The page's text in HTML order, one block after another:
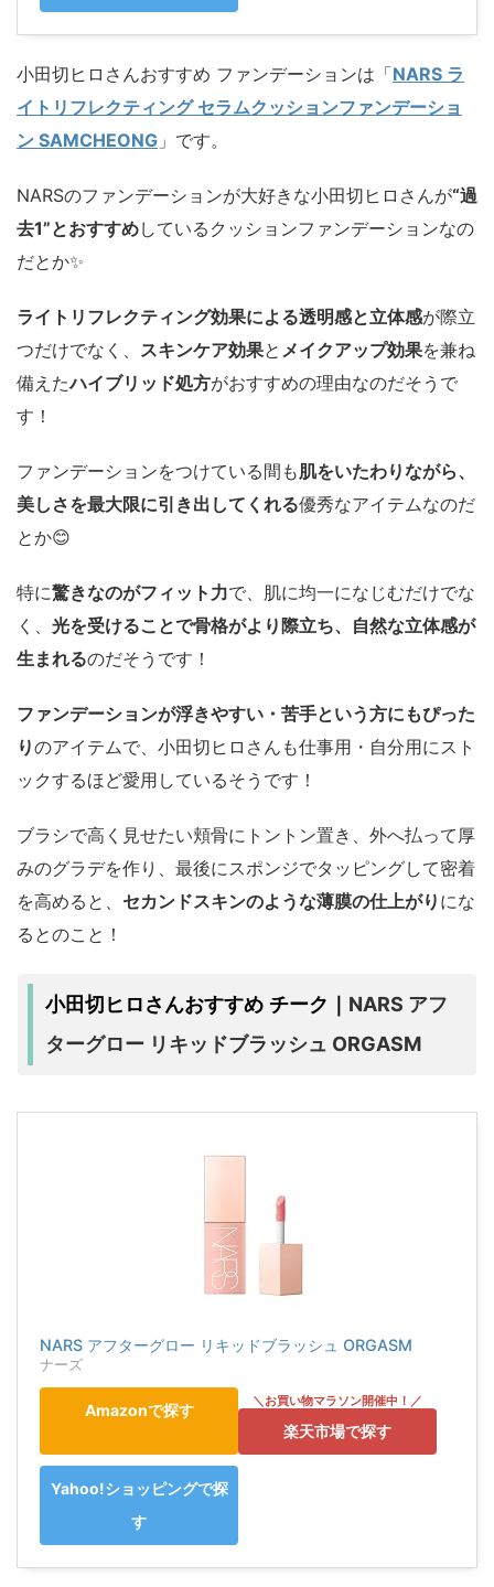
小田切ヒロさんおすすめ ファンデーションは「NARS ラ
イトリフレクティング セラムクッションファンデーショ
ン SAMCHEONG 」です。
NARSのファンデーションが大好きな小田切ヒロさんが“過
去1”とおすすめしているクッションファンデーションなの
だとか✨️
ライトリフレクティング効果による透明感と立体感が際立
つだけでなく、 スキンケア効果と メイクアップ効果を兼ね
備えたハイブリッド処方がおすすめの理由なのだそうで
す！
ファンデーションをつけている間も肌をいたわりながら、
美しさを最大限に引き出してくれる優秀なアイテムなのだ
とか😊
特に驚きなのがフィット力で、肌に均一になじむだけでな
く、 光を受けることで骨格がより際立ち、自然な立体感が
生まれるのだそうです！
ファンデーションが浮きやすい・苦手という方にもぴった
りのアイテムで、小田切ヒロさんも仕事用・自分用にスト
ックするほど愛用しているそうです！
ブラシで高く見せたい頬骨にトントン置き、外へ払って厚
みのグラデを作り、最後にスポンジでタッピングして密着
を高めると、 セカンドスキンのような薄膜の仕上がり にな
るとのこと！
小田切ヒロさんおすすめ チーク｜ NARS アフ
ターグロー リキッドブラッシュ ORGASM
NARS アフターグロー リキッドブラッシュ ORGASM
ナーズ
Amazonで探す
楽天市場で探す
Yahoo!ショッピングで探
す